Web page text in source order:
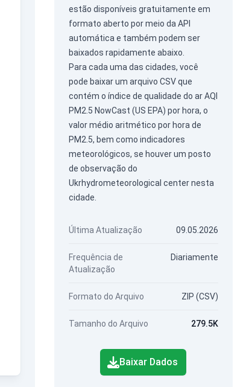
estão disponíveis gratuitamente em
formato aberto por meio da API
automática e também podem ser
baixados rapidamente abaixo.
Para cada uma das cidades, você
pode baixar um arquivo CSV que
contém o índice de qualidade do ar AQI
PM2.5 NowCast (US EPA) por hora, o
valor médio aritmético por hora de
PM2.5, bem como indicadores
meteorológicos, se houver um posto
de observação do
Ukrhydrometeorological center nesta
cidade.
Última Atualização 09.05.2026
Frequência de
Atualização
Diariamente
Formato do Arquivo ZIP (CSV)
Tamanho do Arquivo 279.5K
Baixar Dados